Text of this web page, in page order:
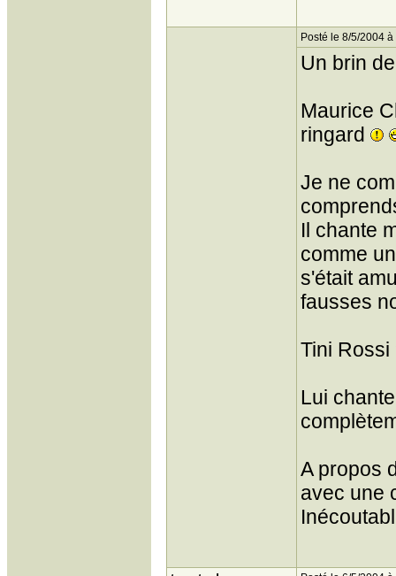
Posté le 8/5/2004
Un brin
Maurice
ringard
Je ne
Il chante
comme
s'était
fausses
Tini
Lui
A propos
avec une